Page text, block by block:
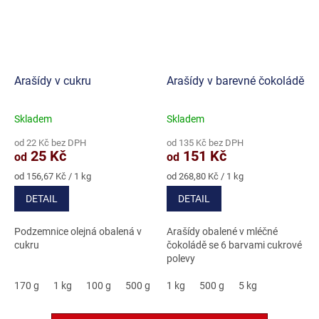
Arašídy v cukru
Průměrné
produktu
je
4,9
z
hvězdiček.
Skladem
od 22 Kč bez DPH
od 25 Kč
Měrná
cena:
od 156,67 Kč / 1 kg
DETAIL
Podzemnice olejná obalená v
cukru
170 g 1 kg 100 g 500 g 3 kg
Arašídy v barevné čokoládě
Průměrné
produktu
je
5,0
z
hvězdiček.
Skladem
od 135 Kč bez DPH
od 151 Kč
Měrná
cena:
od 268,80 Kč / 1 kg
DETAIL
Arašídy obalené v mléčné
čokoládě se 6 barvami cukrové
polevy
1 kg 500 g 5 kg